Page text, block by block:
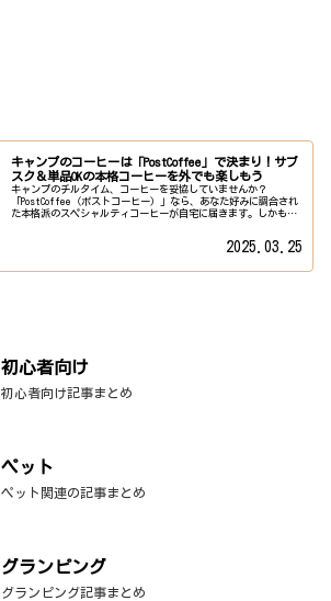
キャンプのコーヒーは「PostCoffee」で決まり！サブ
スク＆単品OKの本格コーヒーを外でも楽しもう
キャンプのチルタイム、コーヒーを妥協していませんか？
「PostCoffee（ポストコーヒー）」なら、あなた好みに調合され
た本格派のスペシャルティコーヒーが自宅に届きます。しかも軽
2025.03.25
初心者向け
初心者向け記事まとめ
ペット
ペット関連の記事まとめ
グランピング
グランピング記事まとめ